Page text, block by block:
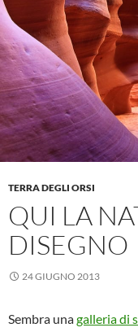
TERRA DEGLI ORSI
QUI LA
DISEGNO
24 GIUGNO 2013
Sembra unagalleria di